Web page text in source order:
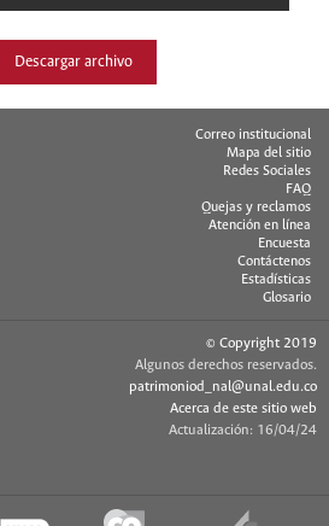
Descargar archivo
Correo institucional
Mapa del sitio
Redes Sociales
FAQ
Quejas y reclamos
Atención en línea
Encuesta
Contáctenos
Estadísticas
Glosario
© Copyright 2019
Algunos derechos reservados.
patrimoniod_nal@unal.edu.co
Acerca de este sitio web
Actualización: 16/04/24